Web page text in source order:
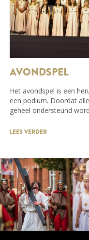
AVONDSPEL
Het avondspel is een
een podium. Doordat
geheel ondersteund
LEES VERDER